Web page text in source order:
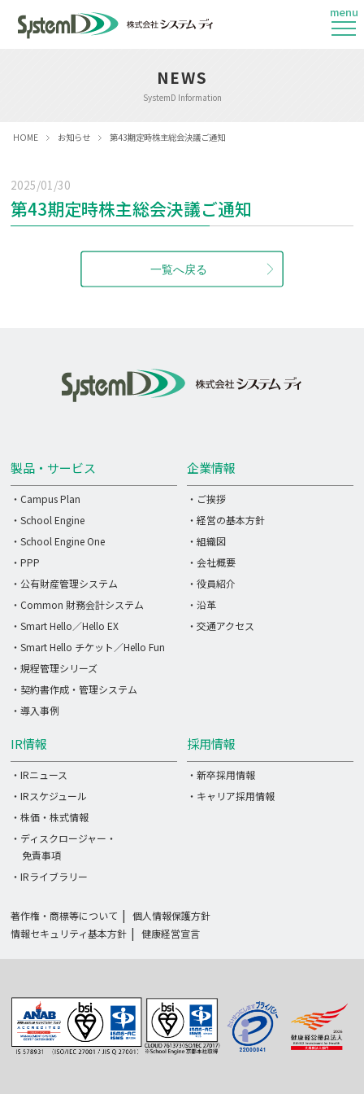
menu
NEWS
SystemD Information
HOME お知らせ 第43期定時株主総会決議ご通知
2025/01/30
第43期定時株主総会決議ご通知
製品・サービス
・Campus Plan
・School Engine
・School Engine One
・PPP
・公有財産管理システム
・Common 財務会計システム
・Smart Hello／Hello EX
・Smart Hello チケット／Hello Fun
・規程管理シリーズ
・契約書作成・管理システム
・導入事例
IR情報
・IRニュース
・IRスケジュール
・株価・株式情報
・ディスクロージャー・
免責事項
・IRライブラリー
採用情報
・新卒採用情報
・キャリア採用情報
企業情報
・ご挨拶
・経営の基本方針
・組織図
・会社概要
・役員紹介
・沿革
・交通アクセス
著作権・商標等について
個人情報保護方針
情報セキュリティ基本方針
健康経営宣言